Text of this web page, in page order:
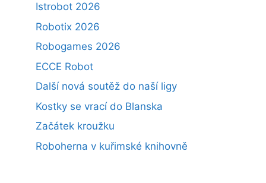
Istrobot 2026
Robotix 2026
Robogames 2026
ECCE Robot
Další nová soutěž do naší ligy
Kostky se vrací do Blanska
Začátek kroužku
Roboherna v kuřimské knihovně